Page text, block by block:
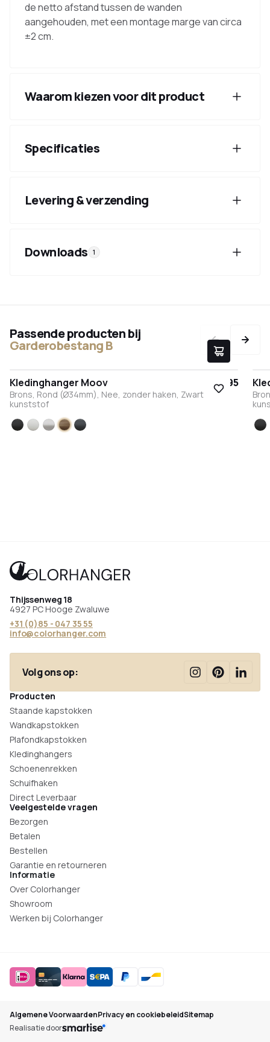
de netto afstand tussen de wanden
aangehouden, met een montage marge van circa
±2 cm.
Waarom kiezen voor dit product
Specificaties
Levering & verzending
Downloads 1
Passende producten bij
Garderobestang B
Kledinghanger Moov € 17,95
Brons, Rond (Ø34mm), Nee, zonder haken, Zwart
kunststof
ZwartWitRVSBronsAntraciet
Thijssenweg 18
4927 PC Hooge Zwaluwe
+31 (0)85 - 047 35 55
info@colorhanger.com
Volg ons op:
Producten
Staande kapstokken
Wandkapstokken
Plafondkapstokken
Kledinghangers
Schoenenrekken
Schuifhaken
Direct Leverbaar
Veelgestelde vragen
Bezorgen
Betalen
Bestellen
Garantie en retourneren
Informatie
Over Colorhanger
Showroom
Werken bij Colorhanger
Algemene VoorwaardenPrivacy en cookiebeleidSitemap
Realisatie door